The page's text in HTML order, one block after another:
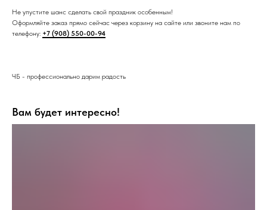
Не упустите шанс сделать свой праздник особенным!
Оформляйте заказ прямо сейчас через корзину на сайте или звоните нам по
телефону: +7 (908) 550-00-94
ЧБ - профессионально дарим радость
Вам будет интересно!